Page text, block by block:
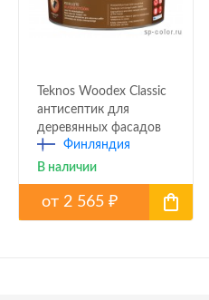
Teknos Woodex Classic
антисептик для
деревянных фасадов
Финляндия
В наличии
от 2 565 ₽